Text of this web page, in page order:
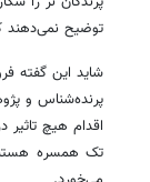
توضیح نمی‌دهند
شاید این گفته
پرنده‌شناس و
اقدام هیچ
تک همسره